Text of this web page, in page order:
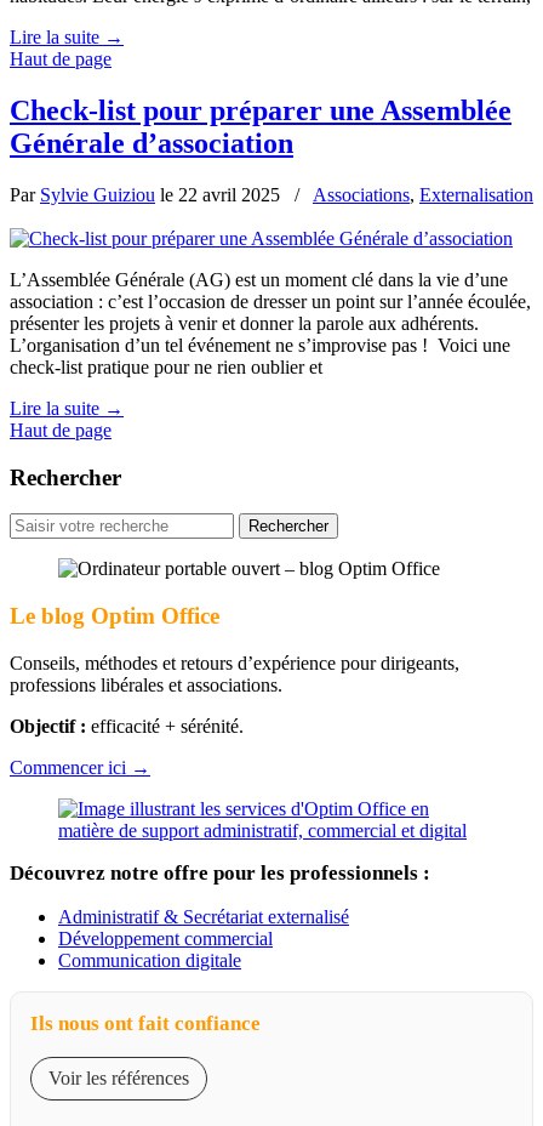
Lire la suite →
Haut de page
Check-list pour préparer une Assemblée
Générale d’association
Par Sylvie Guiziou le 22 avril 2025 / Associations, Externalisation
L’Assemblée Générale (AG) est un moment clé dans la vie d’une
association : c’est l’occasion de dresser un point sur l’année écoulée,
présenter les projets à venir et donner la parole aux adhérents.
L’organisation d’un tel événement ne s’improvise pas ! Voici une
check-list pratique pour ne rien oublier et
Lire la suite →
Haut de page
Rechercher
Rechercher
pour
Le blog Optim Office
Conseils, méthodes et retours d’expérience pour dirigeants,
professions libérales et associations.
Objectif : efficacité + sérénité.
Commencer ici →
Découvrez notre offre pour les professionnels :
Administratif & Secrétariat externalisé
Développement commercial
Communication digitale
Ils nous ont fait confiance
Voir les références